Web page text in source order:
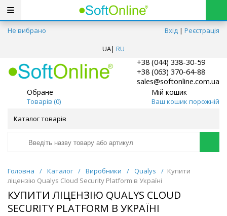
Не вибрано Вхід | Реєстрація
UA| RU
+38 (044) 338-30-59
+38 (063) 370-64-88
sales@softonline.com.ua
Обране
Товарів (0)
Мій кошик
Ваш кошик порожній
Каталог товарів
Головна / Каталог / Виробники / Qualys / Купити
ліцензію Qualys Cloud Security Platform в Україні
КУПИТИ ЛІЦЕНЗІЮ QUALYS CLOUD
SECURITY PLATFORM В УКРАЇНІ